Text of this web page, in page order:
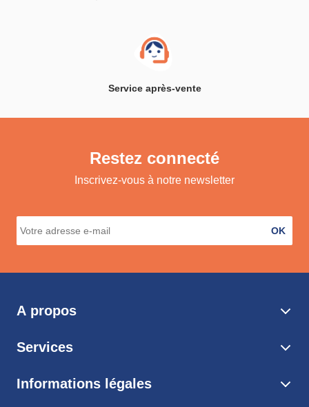
Service après-vente
Restez connecté
Inscrivez-vous à notre newsletter
OK
A propos
Services
Informations légales